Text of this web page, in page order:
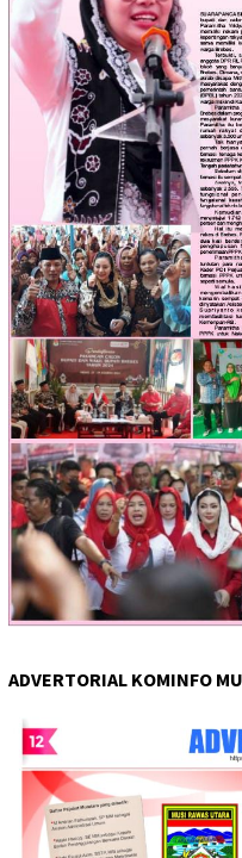
ADVERTORIAL KOMINFO